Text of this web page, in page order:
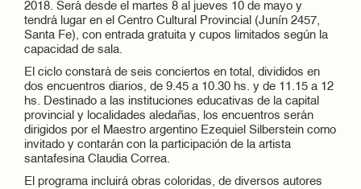
2018. Será desde el martes 8 al jueves 10 de mayo y
tendrá lugar en el Centro Cultural Provincial (Junín 2457,
Santa Fe), con entrada gratuita y cupos limitados según la
capacidad de sala.
El ciclo constará de seis conciertos en total, divididos en
dos encuentros diarios, de 9.45 a 10.30 hs. y de 11.15 a 12
hs. Destinado a las instituciones educativas de la capital
provincial y localidades aledañas, los encuentros serán
dirigidos por el Maestro argentino Ezequiel Silberstein como
invitado y contarán con la participación de la artista
santafesina Claudia Correa.
El programa incluirá obras coloridas, de diversos autores